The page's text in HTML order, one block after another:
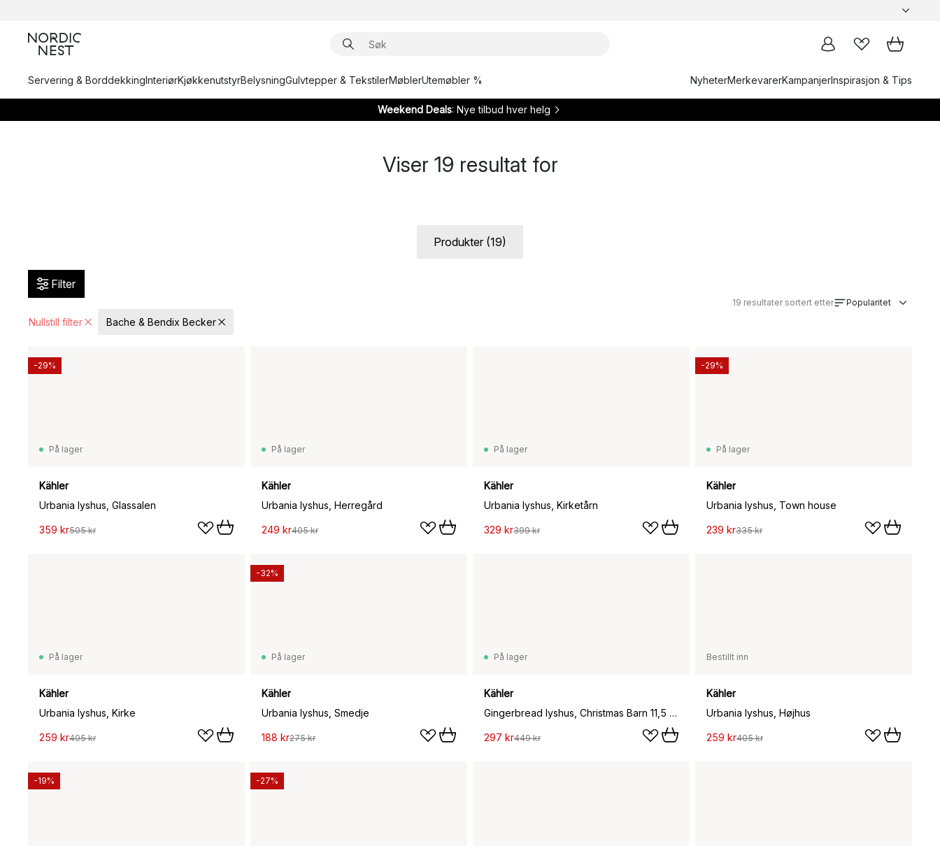
Servering & BorddekkingInteriørKjøkkenutstyrBelysningGulvtepper & TekstilerMøblerUtemøbler % NyheterMerkevarerKampanjerInspirasjon & Tips
Weekend Deals: Nye tilbud hver helg
Viser 19 resultat for
Produkter (19)
Filter
Nullstill filter Bache & Bendix Becker
19 resultater sortert etter Popularitet
På lager
Kähler
Urbania lyshus, Glassalen
359 kr505 kr
-29%
På lager
Kähler
Urbania lyshus, Herregård
249 kr405 kr
På lager
Kähler
Urbania lyshus, Kirketårn
329 kr399 kr
På lager
Kähler
Urbania lyshus, Town house
239 kr335 kr
-29%
På lager
Kähler
Urbania lyshus, Kirke
259 kr405 kr
På lager
Kähler
Urbania lyshus, Smedje
188 kr275 kr
-32%
På lager
Kähler
Gingerbread lyshus, Christmas Barn 11,5 cm
297 kr449 kr
Bestillt inn
Kähler
Urbania lyshus, Højhus
259 kr405 kr
-19% -27%